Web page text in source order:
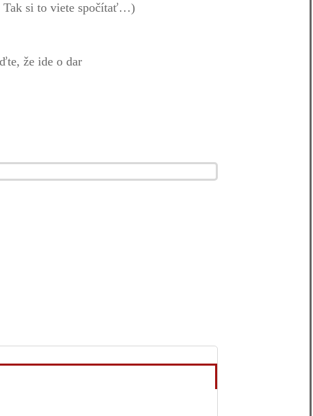
Tak si to viete spočítať…)
že ide o dar